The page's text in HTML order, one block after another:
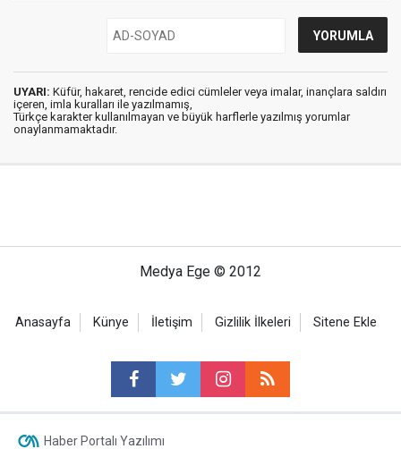
UYARI: Küfür, hakaret, rencide edici cümleler veya imalar, inançlara saldırı
içeren, imla kuralları ile yazılmamış,
Türkçe karakter kullanılmayan ve büyük harflerle yazılmış yorumlar
onaylanmamaktadır.
Medya Ege © 2012
Anasayfa Künye İletişim Gizlilik İlkeleri Sitene Ekle
Haber Portalı Yazılımı